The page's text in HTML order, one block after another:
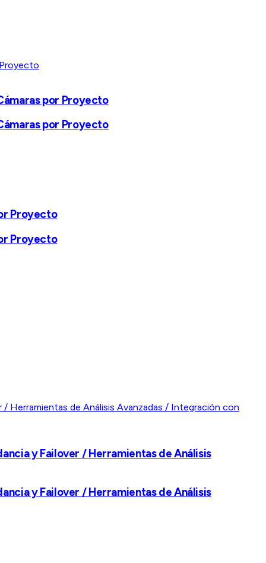
por Proyecto
por Proyecto
Proyecto
Proyecto
y Failover / Herramientas de Análisis
y Failover / Herramientas de Análisis